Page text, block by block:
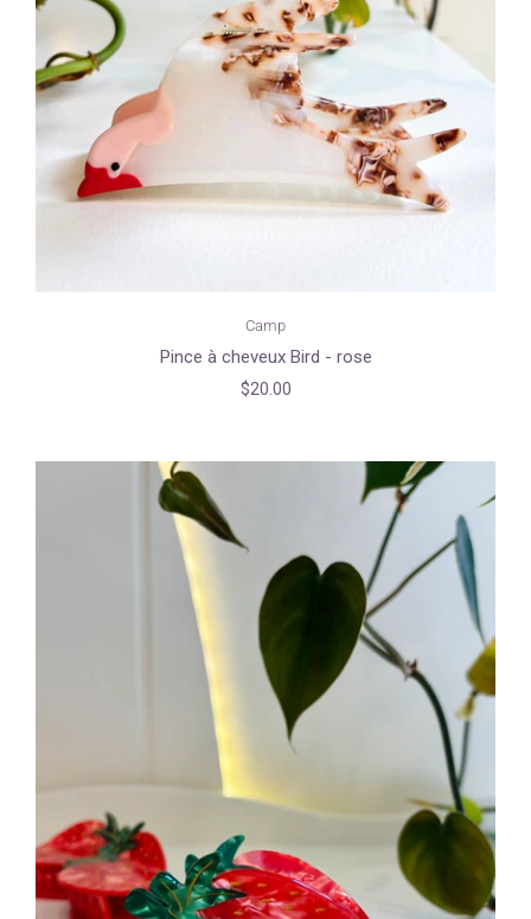
Camp
Pince à cheveux Bird - rose
$20.00